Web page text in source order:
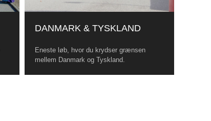
DANMARK & TYSKLAND
Eneste løb, hvor du krydser grænsen
mellem Danmark og Tyskland.